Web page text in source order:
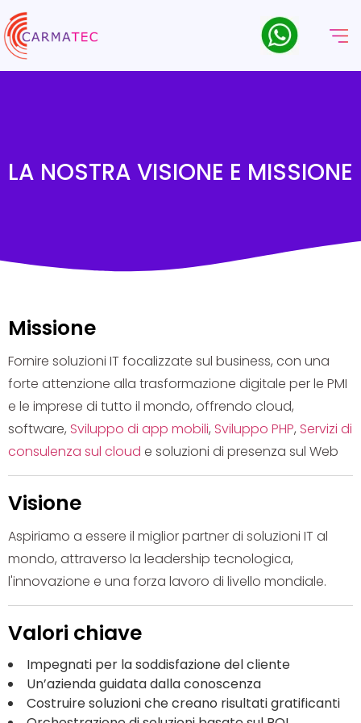
LA NOSTRA VISIONE E MISSIONE
Missione
Fornire soluzioni IT focalizzate sul business, con una
forte attenzione alla trasformazione digitale per le PMI
e le imprese di tutto il mondo, offrendo cloud,
software, Sviluppo di app mobili, Sviluppo PHP, Servizi di
consulenza sul cloud e soluzioni di presenza sul Web
Visione
Aspiriamo a essere il miglior partner di soluzioni IT al
mondo, attraverso la leadership tecnologica,
l'innovazione e una forza lavoro di livello mondiale.
Valori chiave
Impegnati per la soddisfazione del cliente
Un’azienda guidata dalla conoscenza
Costruire soluzioni che creano risultati gratificanti